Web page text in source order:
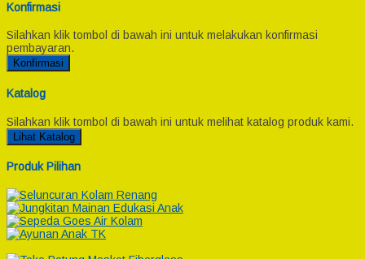
Konfirmasi
Silahkan klik tombol di bawah ini untuk melakukan konfirmasi
pembayaran.
Konfirmasi
Katalog
Silahkan klik tombol di bawah ini untuk melihat katalog produk kami.
Lihat Katalog
Produk Pilihan